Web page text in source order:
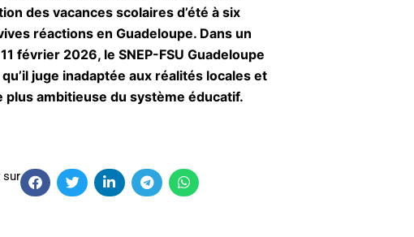
des vacances scolaires d’été à six
réactions en Guadeloupe. Dans un
février 2026, le SNEP-FSU Guadeloupe
juge inadaptée aux réalités locales et
plus ambitieuse du système éducatif.
sur